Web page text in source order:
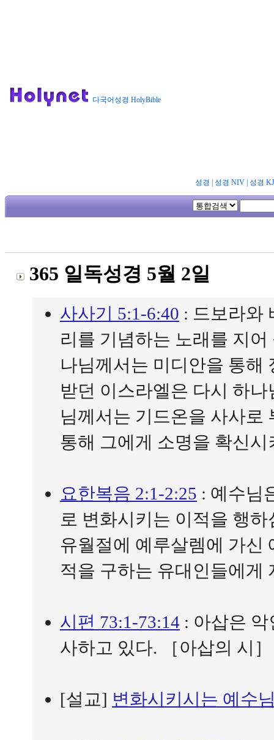
다국어성경 HolyBible
성경 성경 NIV| 성경
365 일독성경 5월 2일
사사기 5:1-6:40 : 드보라와
리를 기념하는 노래를 지
나님께서는 미디안을 통해
받던 이스라엘은 다시 하
님께서는 기드온을 사사로
통해 그에게 소명을 확신시
요한복음 2:1-2:25 : 예수님
로 변화시키는 이적을 행
유월절에 예루살렘에 가신
적을 구하는 유대인들에게
시편 73:1-73:14 : 아삽은
사하고 있다. ［아삽의 시］
[설교] 변화시키시는 예수